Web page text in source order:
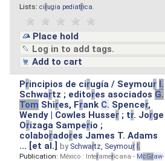
Lists: cirugia pediatrica
Place hold
Log in to add tags.
Add to cart
Principios de cirugía / Seymour I.
Schwartz ; editores asociados G.
Tom Shires, Frank C. Spencer,
Wendy | Cowles Husser ; tr. Jorge
Orizaga Samperio ;
colaboradores James T. Adams
... [et al.]by Schwartz, Seymour I.
Publication: México : Interamericana - McGraw-